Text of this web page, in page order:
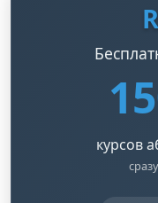
курсов